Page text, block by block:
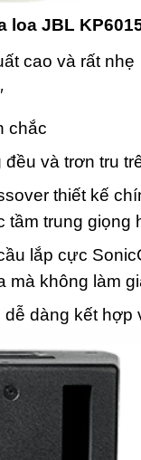
loa JBL
cao và rất nhẹ
chắc
và trơn tru
thiết kế
tầm trung giọng
lắp cực
không làm
dàng kết